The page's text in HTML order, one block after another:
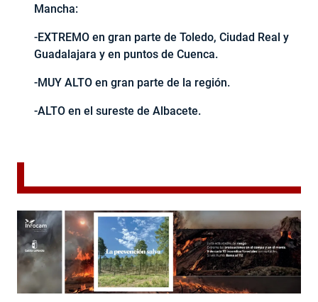
Mancha:
-EXTREMO en gran parte de Toledo, Ciudad Real y
Guadalajara y en puntos de Cuenca.
-MUY ALTO en gran parte de la región.
-ALTO en el sureste de Albacete.